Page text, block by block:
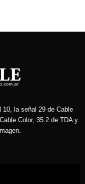
la señal 29 de Cable
Color, 35.2 de TDA y